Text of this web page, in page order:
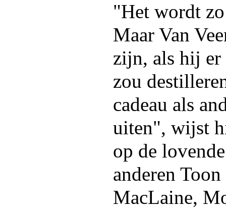
"Het wordt
Maar Van
zijn, als hij
zou
cadeau als
uiten", wijst
op de
anderen
MacLaine,